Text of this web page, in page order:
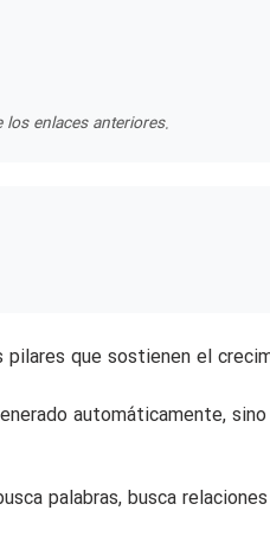
enlaces anteriores.
pilares que sostienen el
automáticamente,
palabras, busca